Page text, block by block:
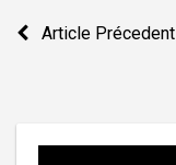
Navigation
Article Précedent